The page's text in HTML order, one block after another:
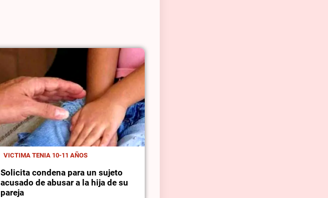
VICTIMA TENIA 10-11 AÑOS
Solicita condena para un sujeto
acusado de abusar a la hija de su
pareja